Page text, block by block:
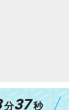
分36 秒